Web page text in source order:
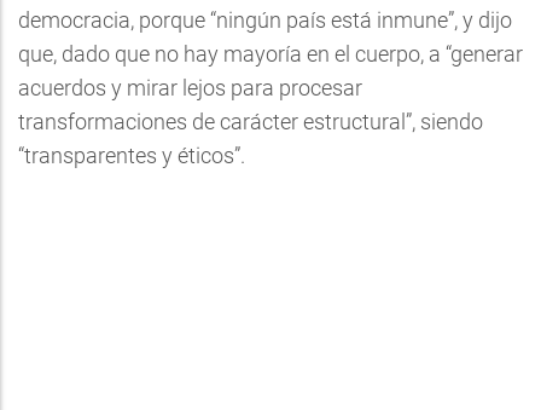
democracia, porque “ningún país está inmune”, y dijo
que, dado que no hay mayoría en el cuerpo, a “generar
acuerdos y mirar lejos para procesar
transformaciones de carácter estructural”, siendo
“transparentes y éticos”.